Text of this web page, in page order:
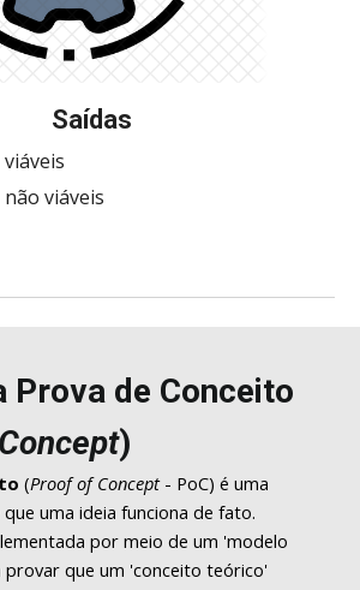
Saídas
não viáveis
Prova de Conceito
)
(Proof of Concept- PoC) é uma
uma ideia funciona de fato.
por meio de um 'modelo
que um 'conceito teórico'